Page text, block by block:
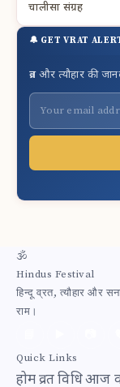
चालीसा संग्रह
🔔 GET VRAT
व्रत और त्यौहार की
🕉
Hindus Festival
हिन्दू व्रत, त्यौहार और
राम।
Quick Links
होमव्रत विधिआज